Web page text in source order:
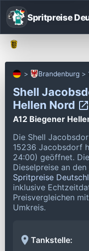
Spritpreise
Brandenburg
Shell
Hellen Nord
A12 Biegener
Die Shell
15236 Jacobsdorf
24:00) geöffnet.
Dieselpreise an
Spritpreise
inklusive
Preisvergleichen
Umkreis.
Tankstelle: